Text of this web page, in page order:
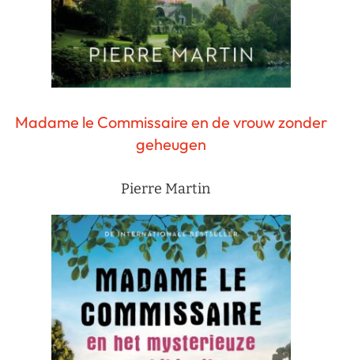
Madame le Commissaire en de vrouw zonder
geheugen
Pierre Martin